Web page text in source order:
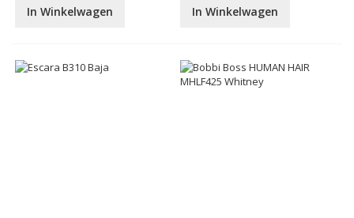
In Winkelwagen In Winkelwagen